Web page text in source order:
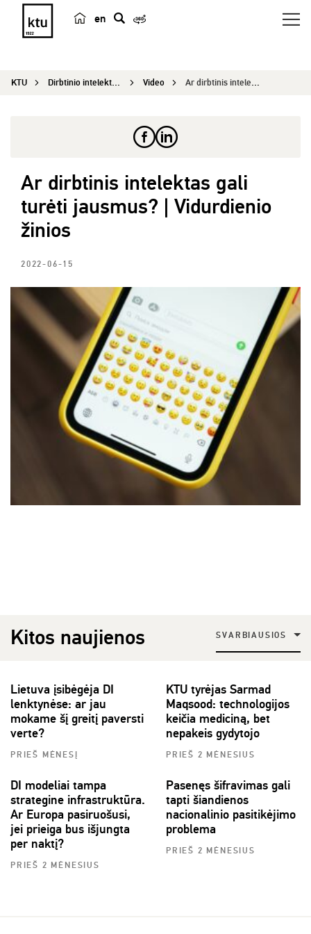
en
e
KTU Dirbtinio intelekto kompetencijų centras Video Ar dirbtinis intelektas gali turėti jausmus? | V...
Ar dirbtinis intelektas gali
turėti jausmus? | Vidurdienio
žinios
2022-06-15
Kitos naujienos SVARBIAUSIOS
Lietuva įsibėgėja DI
lenktynėse: ar jau
mokame šį greitį paversti
verte?
PRIEŠ MĖNESĮ
KTU tyrėjas Sarmad
Maqsood: technologijos
keičia mediciną, bet
nepakeis gydytojo
PRIEŠ 2 MĖNESIUS
DI modeliai tampa
strategine infrastruktūra.
Ar Europa pasiruošusi,
jei prieiga bus išjungta
per naktį?
PRIEŠ 2 MĖNESIUS
Pasenęs šifravimas gali
tapti šiandienos
nacionalinio pasitikėjimo
problema
PRIEŠ 2 MĖNESIUS